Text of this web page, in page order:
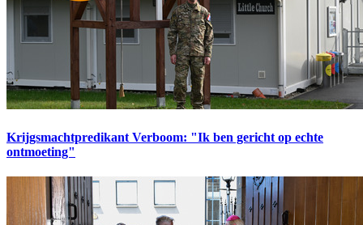
Krijgsmachtpredikant Verboom: "Ik ben gericht op echte
ontmoeting"